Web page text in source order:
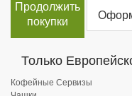
Продолжить
покупки
Только
Кофейные Сервизы